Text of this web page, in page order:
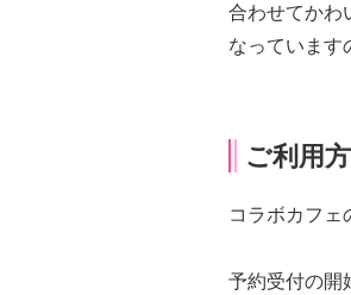
合わせてかわ
なっています
ご利用
コラボカフェ
予約受付の開